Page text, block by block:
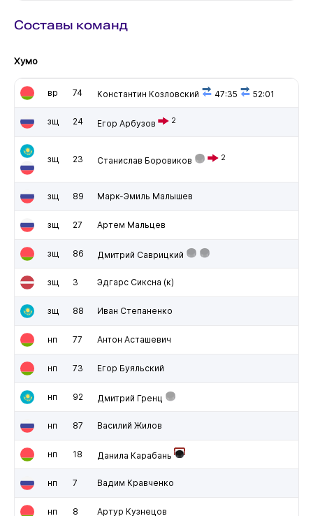
Составы команд
Хумо
вр 74 Константин Козловский 47:35 52:01
зщ 24 Егор Арбузов 2
зщ 23 Станислав Боровиков 2
зщ 89 Марк-Эмиль Малышев
зщ 27 Артем Мальцев
зщ 86 Дмитрий Саврицкий
зщ 3 Эдгарс Сиксна (к)
зщ 88 Иван Степаненко
нп 77 Антон Асташевич
нп 73 Егор Буяльский
нп 92 Дмитрий Гренц
нп 87 Василий Жилов
нп 18 Данила Карабань
нп 7 Вадим Кравченко
нп 8 Артур Кузнецов